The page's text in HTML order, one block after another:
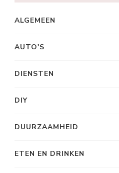
ALGEMEEN
AUTO'S
DIENSTEN
DIY
DUURZAAMHEID
ETEN EN DRINKEN